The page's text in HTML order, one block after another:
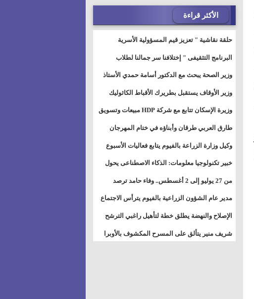
الأكثر قراءة
حلقة نقاشية " تعزيز قيم المسؤولية الأسرية
البرنامج التثقيفى " إختلافنا سر جمالنا لطلاب
وطالبات ذوى الهمهم" بمدارس التربية الخاصة
وزير الصحة يبحث مع الدكتور أسامة حمدي الأستاذ
بجامعة هارفارد توسيع برامج التوعية بمرض السكري
وزير الأوقاف يستقبل بطريرك الأقباط الكاثوليك
وزيرة الإسكان تتابع مع شركة HDP مبيعات وتسويق
مشروعات المدن الجديدة
طارق العربي طرقان وأبناؤه في ختام المهرجان
الصيفي للموسيقى والغناء بالمسرح المكشوف
وكيل وزارة الزراعة بالفيوم يتابع فعاليات الأسبوع
خبير تكنولوجيا معلومات: الذكاء الاصطناعى يحول
المستخدم إلى سلعة فى اقتصاد الانتباه
من 27 يوليو إلى 2 أغسطس.. وفاء حامد ترصد
تأثيرات أقوى الاتصالات الفلكية على الأبراج
مدير عام الشؤون الزراعية بالفيوم يترأس الاجتماع
الدوري لمتابعة الحصر الحيازي الجديدة
الإصلاح والنهضة يطلق خطة لتأهيل راغبي الترشح
للمجالس الشعبية المحلية ويستعرض خطط أماناته
بالمحافظات
شريف منير يتألق على المسرح المكشوف بالأوبرا